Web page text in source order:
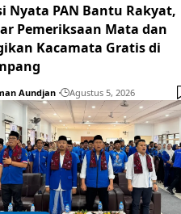
Nyata PAN Bantu Rakyat,
Pemeriksaan Mata dan
Kacamata Gratis di
Aundjan Agustus 5, 2026